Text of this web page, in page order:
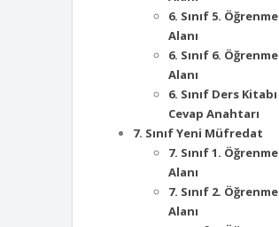
6. Sınıf 5. Öğrenme
Alanı
6. Sınıf 6. Öğrenme
Alanı
6. Sınıf Ders Kitabı
Cevap Anahtarı
7. Sınıf Yeni Müfredat
7. Sınıf 1. Öğrenme
Alanı
7. Sınıf 2. Öğrenme
Alanı